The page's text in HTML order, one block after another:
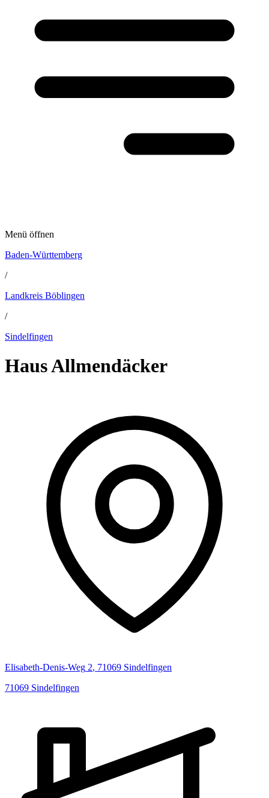
Menü öffnen
Baden-Württemberg
/
Landkreis Böblingen
/
Sindelfingen
Haus Allmendäcker
Elisabeth-Denis-Weg 2, 71069 Sindelfingen
71069 Sindelfingen